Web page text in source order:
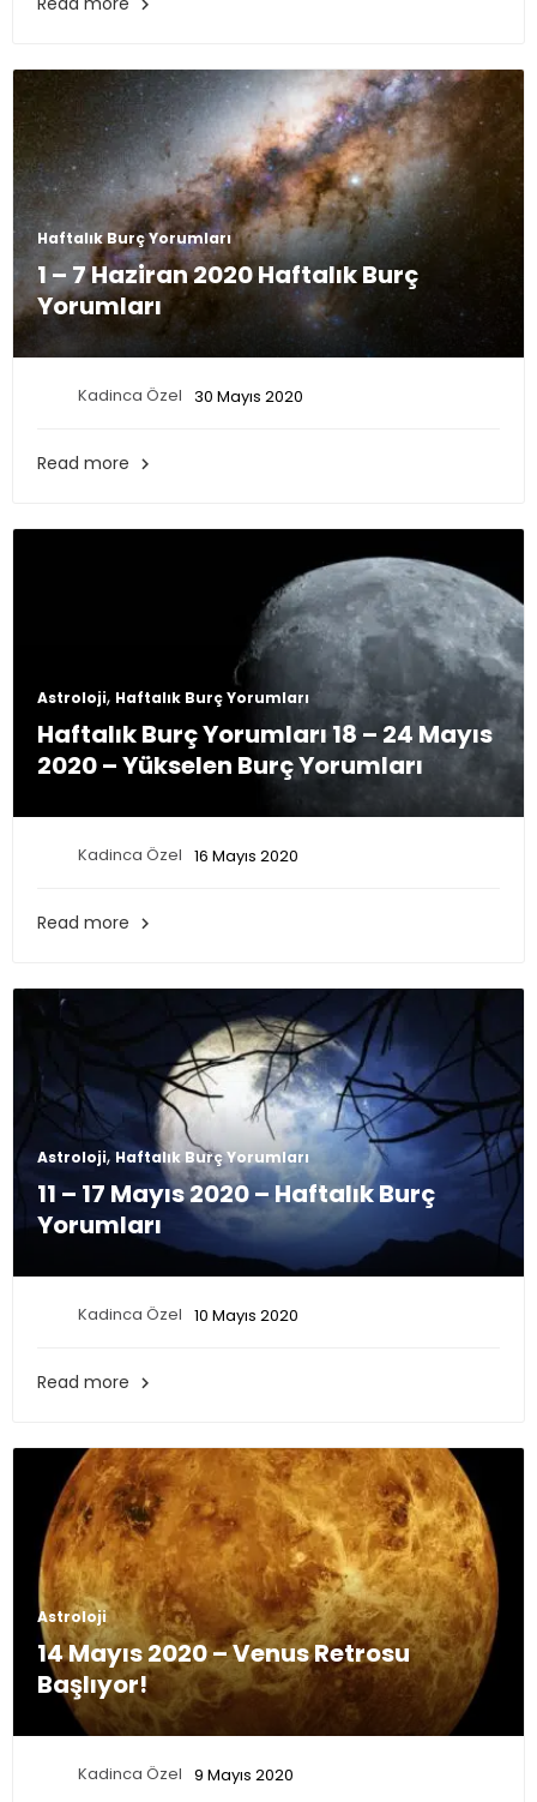
ulaşabilirsiniz.

Haftalık Burç Yorumları
1 – 7 Haziran 2020 Haftalık Burç
Yorumları
Kadinca Özel 30 Mayıs 2020
Read more 
Astroloji, Haftalık Burç Yorumları
Haftalık Burç Yorumları 18 – 24 Mayıs
2020 – Yükselen Burç Yorumları
Kadinca Özel 16 Mayıs 2020
Read more 
Astroloji, Haftalık Burç Yorumları
11 – 17 Mayıs 2020 – Haftalık Burç
Yorumları
Kadinca Özel 10 Mayıs 2020
Read more 
Astroloji
14 Mayıs 2020 – Venus Retrosu
Başlıyor!
Kadinca Özel 9 Mayıs 2020